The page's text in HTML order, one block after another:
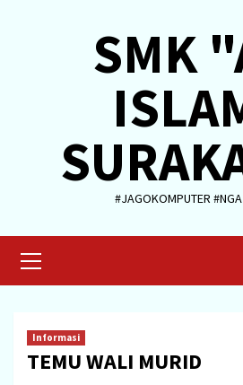
SMK
#JAGOKOMPUTER
Menu
Informasi
TEMU WALI MURID